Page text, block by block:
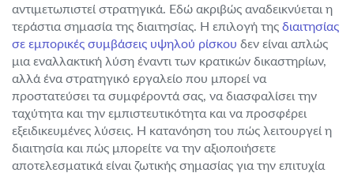
αντιμετωπιστεί στρατηγικά. Εδώ ακριβώς αναδεικνύεται η
τεράστια σημασία της διαιτησίας. Η επιλογή της διαιτησίας
σε εμπορικές συμβάσεις υψηλού ρίσκου δεν είναι απλώς
μια εναλλακτική λύση έναντι των κρατικών δικαστηρίων,
αλλά ένα στρατηγικό εργαλείο που μπορεί να
προστατεύσει τα συμφέροντά σας, να διασφαλίσει την
ταχύτητα και την εμπιστευτικότητα και να προσφέρει
εξειδικευμένες λύσεις. Η κατανόηση του πώς λειτουργεί η
διαιτησία και πώς μπορείτε να την αξιοποιήσετε
αποτελεσματικά είναι ζωτικής σημασίας για την επιτυχία